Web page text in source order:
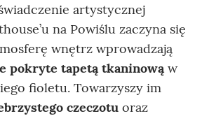
artystycznej
na Powiślu zaczyna się
wnętrz wprowadzają
pokryte tapetą tkaninowąw
fioletu. Towarzyszy im
czeczotu oraz